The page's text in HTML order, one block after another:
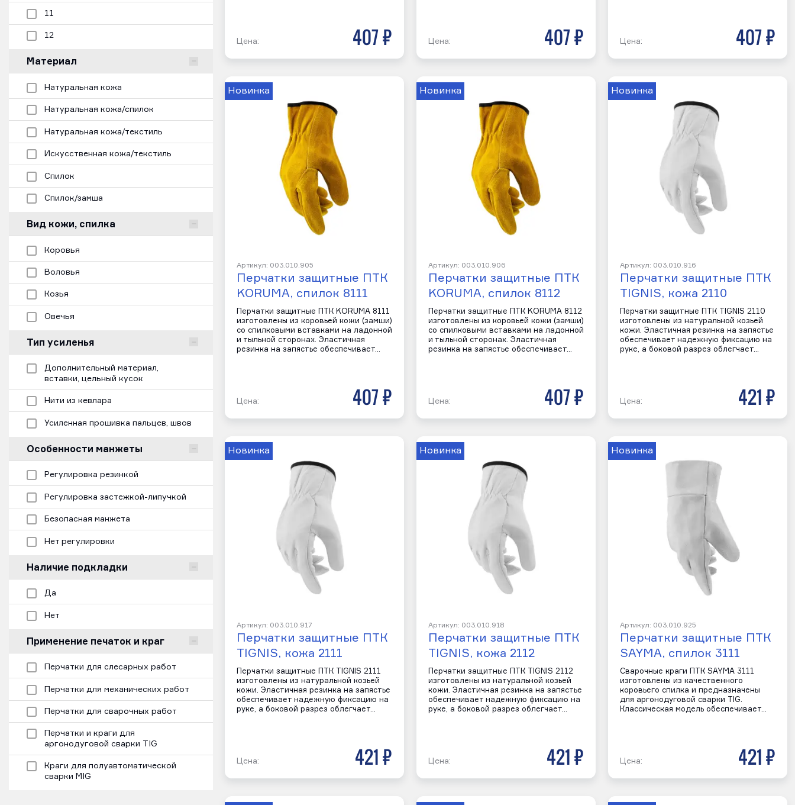
Цена: 407 р Цена: 407 р Цена: 407 р
Новинка
Артикул: 003.010.905
Перчатки защитные ПТК
KORUMA, спилок 8111
Перчатки защитные ПТК KORUMA 8111
изготовлены из коровьей кожи (замши)
со спилковыми вставками на ладонной
и тыльной сторонах. Эластичная
резинка на запястье обеспечивает…
Цена: 407 р
Новинка
Артикул: 003.010.906
Перчатки защитные ПТК
KORUMA, спилок 8112
Перчатки защитные ПТК KORUMA 8112
изготовлены из коровьей кожи (замши)
со спилковыми вставками на ладонной
и тыльной сторонах. Эластичная
резинка на запястье обеспечивает…
Цена: 407 р
Новинка
Артикул: 003.010.916
Перчатки защитные ПТК
TIGNIS, кожа 2110
Перчатки защитные ПТК TIGNIS 2110
изготовлены из натуральной козьей
кожи. Эластичная резинка на запястье
обеспечивает надежную фиксацию на
руке, а боковой разрез облегчает…
Цена: 421 р
Новинка
Артикул: 003.010.917
Перчатки защитные ПТК
TIGNIS, кожа 2111
Перчатки защитные ПТК TIGNIS 2111
изготовлены из натуральной козьей
кожи. Эластичная резинка на запястье
обеспечивает надежную фиксацию на
руке, а боковой разрез облегчает…
Цена: 421 р
Новинка
Артикул: 003.010.918
Перчатки защитные ПТК
TIGNIS, кожа 2112
Перчатки защитные ПТК TIGNIS 2112
изготовлены из натуральной козьей
кожи. Эластичная резинка на запястье
обеспечивает надежную фиксацию на
руке, а боковой разрез облегчает…
Цена: 421 р
Новинка
Артикул: 003.010.925
Перчатки защитные ПТК
SAYMA, спилок 3111
Сварочные краги ПТК SAYMA 3111
изготовлены из качественного
коровьего спилка и предназначены
для аргонодуговой сварки TIG.
Классическая модель обеспечивает…
Цена: 421 р
11
12
Материал
Натуральная кожа
Натуральная кожа/спилок
Натуральная кожа/текстиль
Искусственная кожа/текстиль
Спилок
Спилок/замша
Вид кожи, спилка
Коровья
Воловья
Козья
Овечья
Тип усиленья
Дополнительный материал,
вставки, цельный кусок
Нити из кевлара
Усиленная прошивка пальцев, швов
Особенности манжеты
Регулировка резинкой
Регулировка застежкой-липучкой
Безопасная манжета
Нет регулировки
Наличие подкладки
Да
Нет
Применение печаток и краг
Перчатки для слесарных работ
Перчатки для механических работ
Перчатки для сварочных работ
Перчатки и краги для
аргонодуговой сварки TIG
Краги для полуавтоматической
сварки MIG